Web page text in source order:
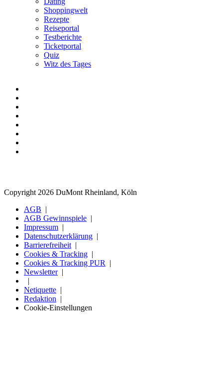
Shoppingwelt
Rezepte
Reiseportal
Testberichte
Ticketportal
Quiz
Witz des Tages
Copyright 2026 DuMont Rheinland, Köln
AGB
AGB Gewinnspiele
Impressum
Datenschutzerklärung
Barrierefreiheit
Cookies & Tracking
Cookies & Tracking PUR
Newsletter
Netiquette
Redaktion
Cookie-Einstellungen